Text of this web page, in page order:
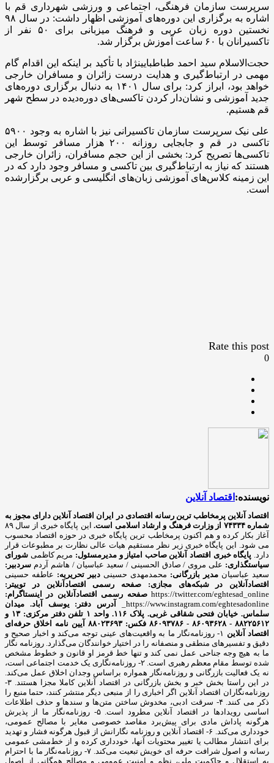
سرپرست سازمان فرهنگی، اجتماعی و ورزشی شهرداری قم با
اشاره به برگزاری این دوره‌های آموزشی اظهار داشت: در سال ۹۸
نخستین دوره زبان عربی و فرهنگ میزبانی برای ۵۰ نفر از
تاکسیرانان با ۶۰ ساعت آموزش برگزار شد.
حجت‌الاسلام سید احمد طباطبایی‎نژاد با تأکید بر اینکه این اقدام گام
مهمی در ارتباط‌گیری و هدایت درست زائران و مسافران خارجی
خواهد بود، ابراز کرد: برای سال ۱۴۰۱ به دنبال برگزاری دوره‌های
جدید آموزشی و نشان‌دار کردن تاکسی‌های دوره‌دیده در سطح شهر
قم هستیم.
علی نیک سرپرست سازمان تاکسیرانی نیز با اشاره به وجود ۵۹۰۰
تاکسی در قم و جابجایی روزانه ۲۰۰ هزار مسافر توسط این
تاکسی‌ها تصریح کرد: بخشی از این حجم مسافران، زائران خارجی
هستند که نیاز به ارتباط‌گیری بین تاکسی و مسافر وجود دارد که در
این زمینه کلاس‌های آموزشی زبان‌های انگلیسی و عربی برگزارشده
است.
Rate this post
0
نویسنده: اقتصاد آنلاین
اقتصاد آنلاین پرمخاطب ترین رسانه اقتصادی در ایران اقتصاد آنلاین دارای مجوز به
شماره ۷۴۳۳۴ از وزارت فرهنگ و ارشاد اسلامی است.
این پایگاه خبری از سال ۸۹
آغاز بکار کرده و هم اکنون پرمخاطب ترین پایگاه خبری در حوزه اقتصاد محسوب
می شود. این پایگاه خبری زیر نظر مستقیم هیات عالی نظارت بر مطبوعات قرار
دارد. پایگاه خبری اقتصاد آنلاین صاحب امتیاز و مدیرمسئول: مریم کاظمی شورای
سیاستگذاری: علی مروی / صادق الحسینی / سعید عباسیان / هاشم آردم سردبیر:
سعید عباسیان مدیر بازرگانی: محمدمهدی حسینی دبیر تحریریه: عاطفه حسینی
اقتصادآنلاین در شبکه‌های مجازی:
صفحه رسمی اقتصادآنلاین در توییتر:
https://twitter.com/eghtesad_online صفحه رسمی اقتصادآنلاین در اینستاگرام:
https://www.instagram.com/eghtesadonline_
آدرس دفتر: یوسف آباد. میدان
سلماس. خیابان فتحی شقاقی غربی. پلاک ۱۱۶. واحد ۱
تلفن دفتر مرکزی: ۱۳ و
۸۸۲۲۵۶۱۲ - ۸۶۰۹۳۶۲۸ - ۸۶۰۹۳۷۸۶ فکس: ۸۸۰۲۳۶۹۳
آیین نامه اخلاق حرفه‌ای
اقتصاد آنلاین
۱- روزنامه‌نگار ما به واقعیت‌های عینی توجه می‌کند و اخبار صحیح و
دقیق و تفسیرهای منطقی و منصفانه را در اختیار خوانندگان می‌گذارد. روزنامه نگار
ما به هیچ وجه جناحی عمل نمی کند و تنها خط قرمز او قانون و خطوط مشخص
شده توسط مقام معظم رهبری است. ۲- روزنامه‌نگاری یک خدمت اجتماعی است،
نه یک فعالیت بازرگانی و روزنامه‌نگار همواره براساس وجدان اخلاق عمل می‌کند.
در این راستا بخش خبر و بخش بازرگانی در اقتصاد آنلاین کاملا مجزا هستند. ۳-
روزنامه‌نگاران اقتصاد آنلاین اگر اخباری را از منبعی دیگر منتشر کنند، حتما منبع را
ذکر می کنند. ۴- سرقت ادبی، مخدوش ساختن متن‌ها و سندها و حذف اطلاعات
اساسی رویدادها در اقتصاد آنلاین مطرود است. ۵- روزنامه‌نگار ما از پذیرش
هرگونه پاداش مادی برای پیش‌برد مقاصد خصوصی مغایر با مصالح عمومی،
خودداری می‌کند. ۶- اقتصاد آنلاین و روزنامه نگارانش از قبول هرگونه فشار و تهدید
برای انتشار مطالب یا تغییر محتویات آنها، خودداری کرده و از خط‌مشی عمومی
رسانه و اصول شرافت حرفه ای خویش تبعیت می‌کند. ۷- روزنامه‌نگار ما با احترام
به استقلال و حاکمیت ملی، نظم و امنیت عمومی و مصالح همگانی از اصول